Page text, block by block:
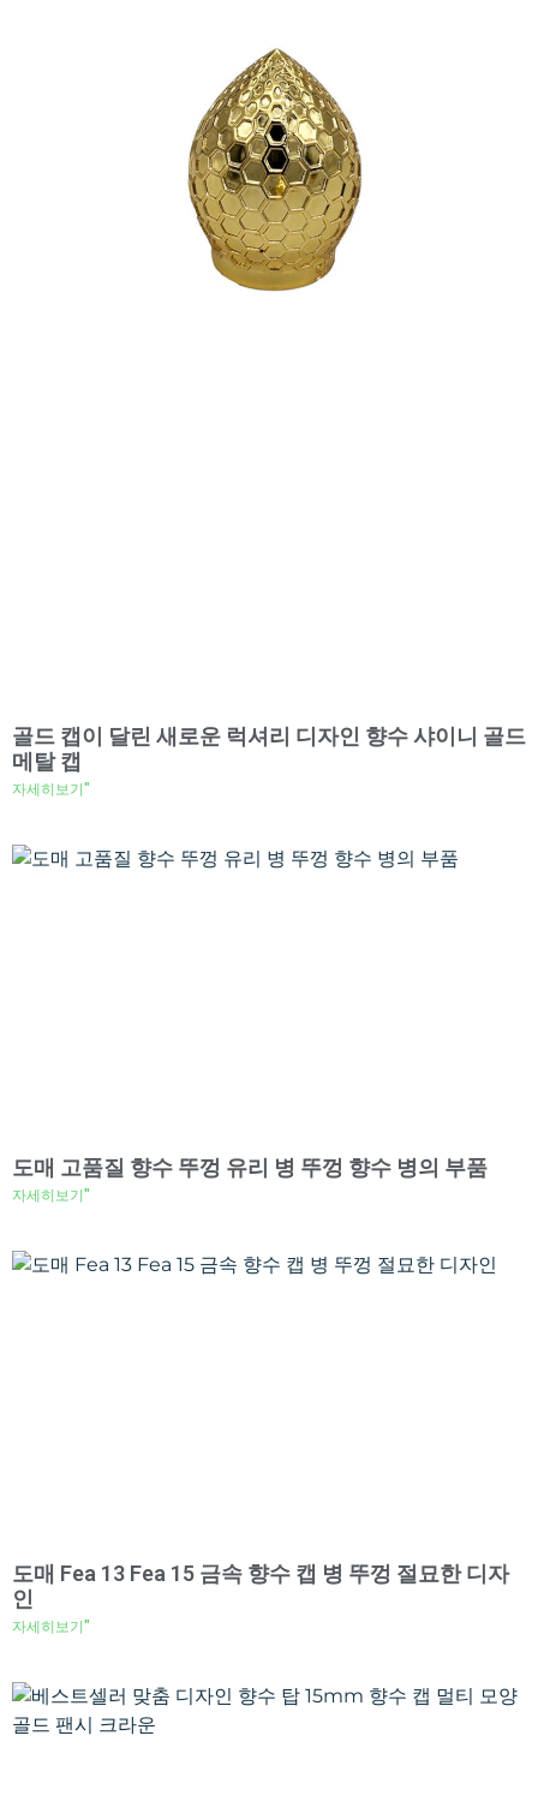
골드 캡이 달린 새로운 럭셔리 디자인 향수 샤이니 골드
메탈 캡
자세히보기"
도매 고품질 향수 뚜껑 유리 병 뚜껑 향수 병의 부품
자세히보기"
도매 Fea 13 Fea 15 금속 향수 캡 병 뚜껑 절묘한 디자
인
자세히보기"